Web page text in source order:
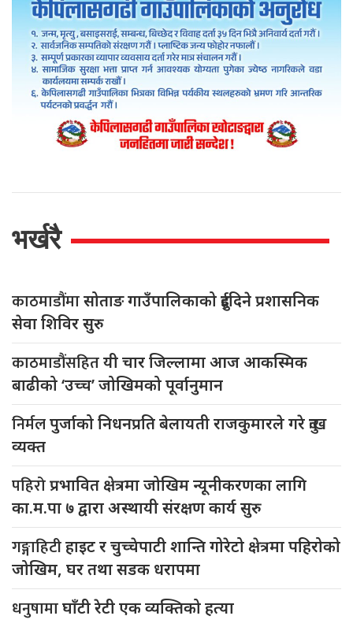
भर्खरै
काठमाडौंमासोताङ गाउँपालिकाको दुईदिने प्रशासनिक
सेवा शिविर सुरु
काठमाडौंसहितयी चार जिल्लामा आज आकस्मिक
बाढीको ‘उच्च’ जोखिमको पूर्वानुमान
निर्मलपुर्जाको निधनप्रति बेलायती राजकुमारले गरे दुःख
व्यक्त
पहिरोप्रभावित क्षेत्रमा जोखिम न्यूनीकरणका लागि
का.म.पा ७ द्वारा अस्थायी संरक्षण कार्य सुरु
गङ्गाहिटीहाइट र चुच्चेपाटी शान्ति गोरेटो क्षेत्रमा पहिरोको
जोखिम, घर तथा सडक धरापमा
धनुषामाघाँटी रेटी एक व्यक्तिको हत्या